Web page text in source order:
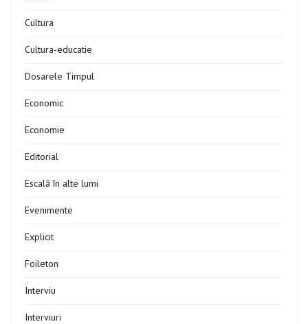
Cultura
Cultura-educatie
Dosarele Timpul
Economic
Economie
Editorial
Escală în alte lumi
Evenimente
Explicit
Foileton
Interviu
Interviuri